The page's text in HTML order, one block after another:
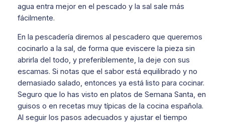
agua entra mejor en el pescado y la sal sale más
fácilmente.
En la pescadería diremos al pescadero que queremos
cocinarlo a la sal, de forma que eviscere la pieza sin
abrirla del todo, y preferiblemente, la deje con sus
escamas. Si notas que el sabor está equilibrado y no
demasiado salado, entonces ya está listo para cocinar.
Seguro que lo has visto en platos de Semana Santa, en
guisos o en recetas muy típicas de la cocina española.
Al seguir los pasos adecuados y ajustar el tiempo